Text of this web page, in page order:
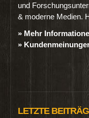
und
& moderne Medien.
» Mehr
»
LETZTE